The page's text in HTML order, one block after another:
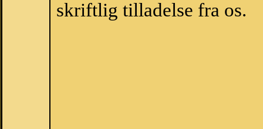
skriftlig tilladelse fra os.